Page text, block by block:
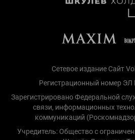
Сетевое издание Сайт
Регистрационный номер
Зарегистрировано Федеральной
связи, информационных
коммуникаций
Учредитель: Общество с